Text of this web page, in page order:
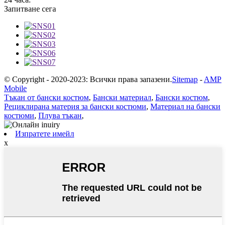
Запитване сега
© Copyright - 2020-2023: Всички права запазени.Sitemap - AMP
Mobile
Тъкан от бански костюм, Бански материал, Бански костюм,
Рециклирана материя за бански костюми, Материал на бански
костюми, Плува тъкан,
Изпратете имейл
x